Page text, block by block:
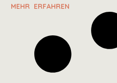
MEHR ERFAHREN